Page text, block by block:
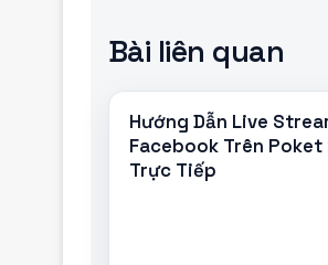
Bài liên quan
Hướng Dẫn Live
Facebook Trên Poket
Trực Tiếp